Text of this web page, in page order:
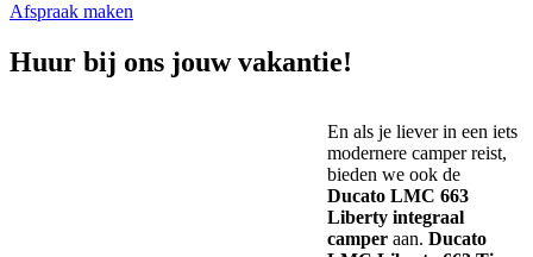
Afspraak maken
Huur bij ons jouw vakantie!
En als je liever in een iets
modernere camper reist,
bieden we ook de
Ducato LMC 663
Liberty integraal
camper aan.Ducato